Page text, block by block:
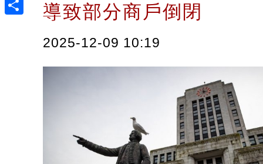
導致部分商戶倒閉
2025-12-09 10:19